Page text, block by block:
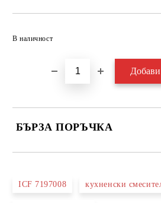
В наличност
БЪРЗА ПОРЪЧКА
ICF 7197008 кухненски